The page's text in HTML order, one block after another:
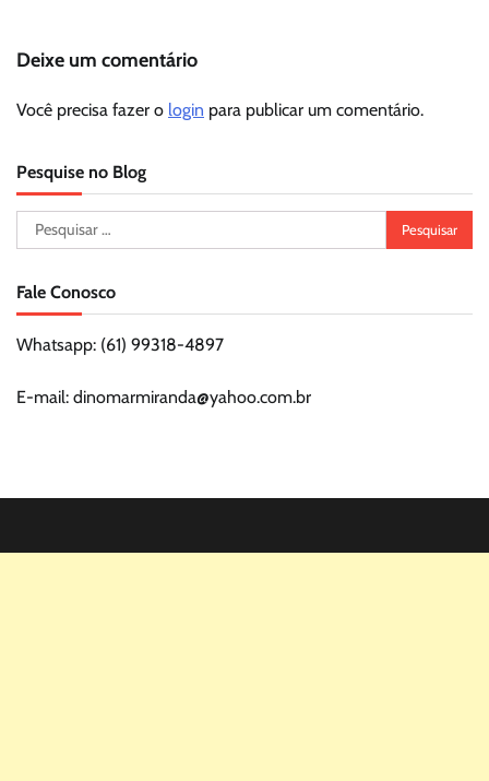
Deixe um comentário
Você precisa fazer o login para publicar um comentário.
Pesquise no Blog
Pesquisar
por:
Fale Conosco
Whatsapp: (61) 99318-4897
E-mail: dinomarmiranda@yahoo.com.br